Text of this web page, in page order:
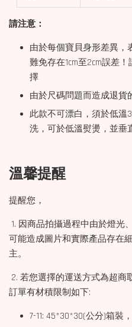
請注意：
由於每個寶貝身形差異，
難免存在1cm至2cm誤差
擇
由於尺碼問題而造成退貨
此款不可漂白，須於低溫
洗，可於低溫熨燙，並垂
溫馨提醒
提醒您，
1. 因商品拍攝過程中由於燈光
可能造成圖片和實際產品存在
主。
2. 若您選擇的運送方式為超
訂單有材積限制如下:
7-11: 45*30*30(公分)箱裝